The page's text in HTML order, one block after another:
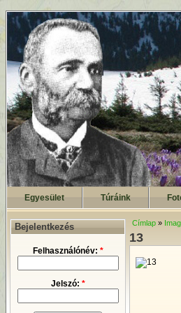
Egyesület Túráink
Bejelentkezés
Felhasználónév: *
Jelszó: *
Címlap »
13